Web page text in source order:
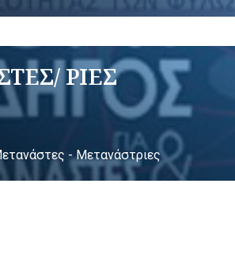
ΡΙΕΣ
- Μετανάστριες